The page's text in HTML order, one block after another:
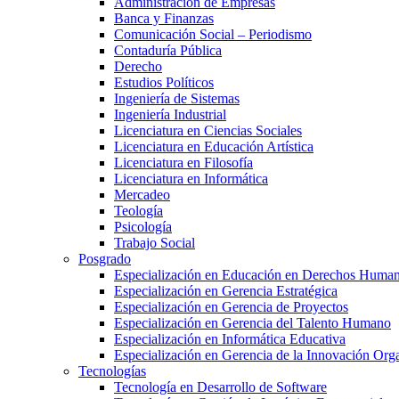
Banca y Finanzas
Comunicación Social – Periodismo
Contaduría Pública
Derecho
Estudios Políticos
Ingeniería de Sistemas
Ingeniería Industrial
Licenciatura en Ciencias Sociales
Licenciatura en Educación Artística
Licenciatura en Filosofía
Licenciatura en Informática
Mercadeo
Teología
Psicología
Trabajo Social
Posgrado
Especialización en Educación en Derechos
Especialización en Gerencia Estratégica
Especialización en Gerencia de Proyectos
Especialización en Gerencia del Talento Humano
Especialización en Informática Educativa
Especialización en Gerencia de la Innovación
Tecnologías
Tecnología en Desarrollo de Software